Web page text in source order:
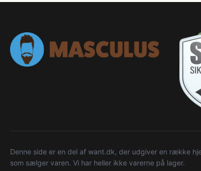
Denne side er en del af want.dk, der udgiver en række
som sælger varen. Vi har heller ikke varerne på lager.